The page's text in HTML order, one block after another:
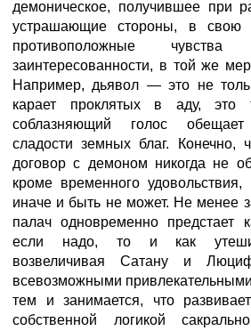
демоническое, получившее при
устрашающие стороны, в свою
противоположные
заинтересованности, в той же
Например, дьявол — это не
карает проклятых в аду, это
соблазняющий голос
сладости земных благ. Конечно,
договор с демоном никогда не
кроме временного
иначе и быть не может. Не менее
палач одновременно предстает
если надо, то и как
возвеличивая Сатану и
всевозможными
тем и занимается, что
собственной логикой